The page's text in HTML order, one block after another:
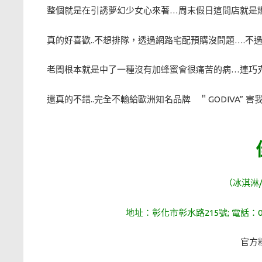
整個就是在引誘夢幻少女心來著…周末假日這間店就
真的好喜歡..不想排隊，透過網路宅配預購沒問題….不
老闆根本就是中了一種沒有加蜂蜜會很痛苦的病…連
還真的不錯..完全不輸給歐洲知名品牌 ＂GODIVA” 害
（冰淇
地址：彰化市彰水路215號; 電話：
官方